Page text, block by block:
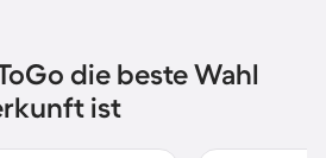
die beste Wahl
ist